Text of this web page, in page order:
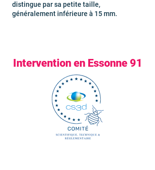
distingue par sa petite taille,
généralement inférieure à 15 mm.
Intervention en Essonne 91